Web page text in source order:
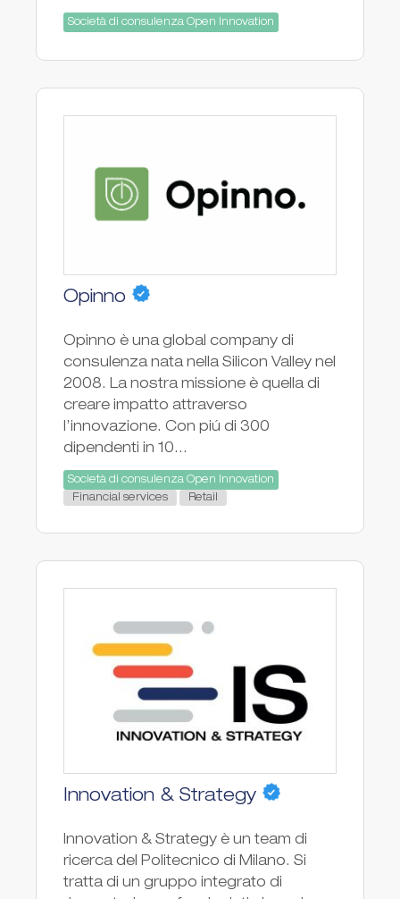
Società di consulenza Open Innovation
Opinno
Opinno è una global company di
consulenza nata nella Silicon Valley nel
2008. La nostra missione è quella di
creare impatto attraverso
l’innovazione. Con piú di 300
dipendenti in 10...
Società di consulenza Open Innovation
Financial services
Retail
Innovation & Strategy
Innovation & Strategy è un team di
ricerca del Politecnico di Milano. Si
tratta di un gruppo integrato di